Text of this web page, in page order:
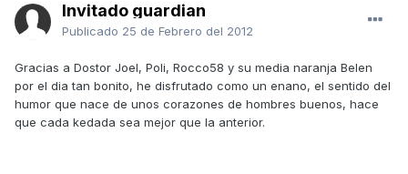
Invitado guardian
Publicado 25 de Febrero del 2012
Gracias a Dostor Joel, Poli, Rocco58 y su media naranja Belen
por el dia tan bonito, he disfrutado como un enano, el sentido del
humor que nace de unos corazones de hombres buenos, hace
que cada kedada sea mejor que la anterior.